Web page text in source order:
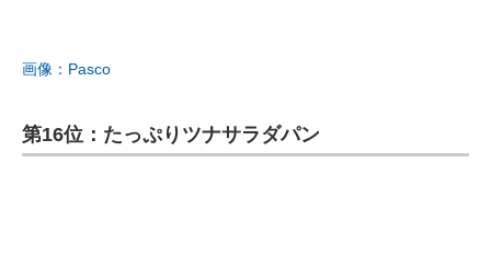
画像：Pasco
第16位：たっぷりツナサラダパン